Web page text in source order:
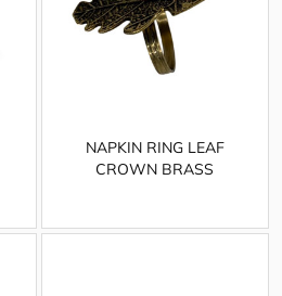
NAPKIN RING LEAF
CROWN BRASS